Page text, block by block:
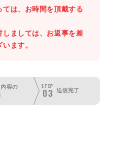
は、お時間を頂戴する
ましては、お返事を差
ます。
内容の
STEP
03 送信完了